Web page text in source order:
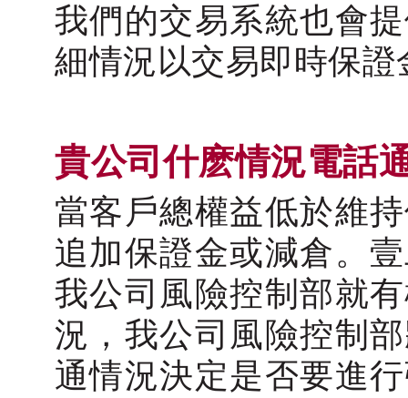
我們的交易系統也會
細情況以交易即時保證
貴公司什麽情況電話
當客戶總權益低於維
追加保證金或減倉。
我公司風險控制部就
況，我公司風險控制
通情況決定是否要進